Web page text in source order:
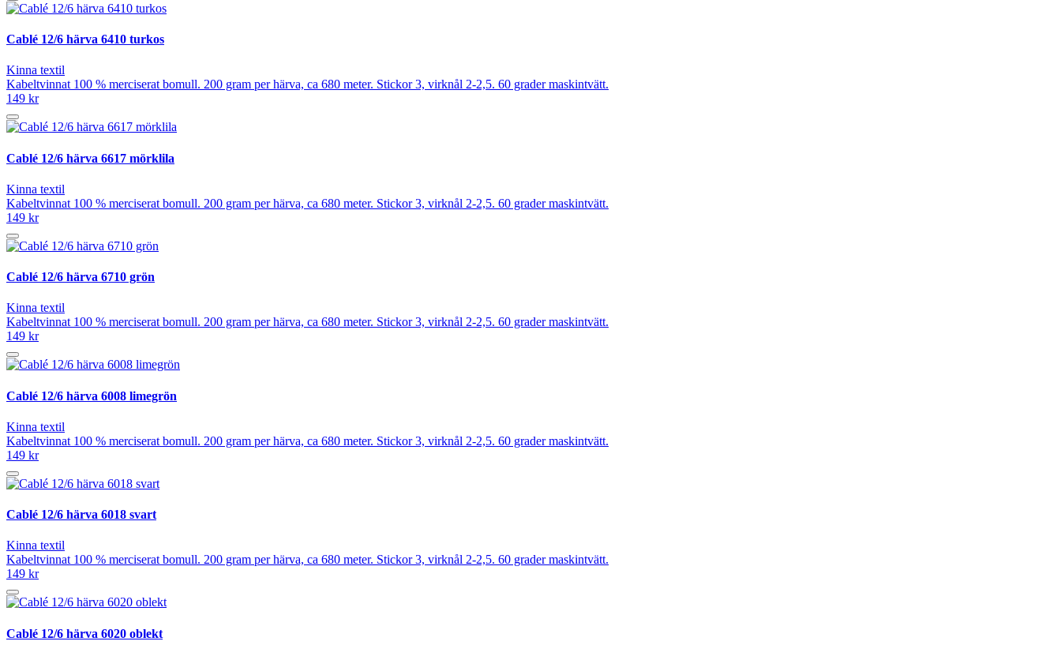
Cablé 12/6 härva 6410 turkos
Kinna textil
Kabeltvinnat 100 % merciserat bomull. 200 gram per härva, ca 680 meter. Stickor 3, virknål 2-2,5. 60 grader maskintvätt.
149 kr
Cablé 12/6 härva 6617 mörklila
Kinna textil
Kabeltvinnat 100 % merciserat bomull. 200 gram per härva, ca 680 meter. Stickor 3, virknål 2-2,5. 60 grader maskintvätt.
149 kr
Cablé 12/6 härva 6710 grön
Kinna textil
Kabeltvinnat 100 % merciserat bomull. 200 gram per härva, ca 680 meter. Stickor 3, virknål 2-2,5. 60 grader maskintvätt.
149 kr
Cablé 12/6 härva 6008 limegrön
Kinna textil
Kabeltvinnat 100 % merciserat bomull. 200 gram per härva, ca 680 meter. Stickor 3, virknål 2-2,5. 60 grader maskintvätt.
149 kr
Cablé 12/6 härva 6018 svart
Kinna textil
Kabeltvinnat 100 % merciserat bomull. 200 gram per härva, ca 680 meter. Stickor 3, virknål 2-2,5. 60 grader maskintvätt.
149 kr
Cablé 12/6 härva 6020 oblekt